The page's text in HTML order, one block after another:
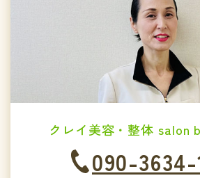
クレイ美容・整体 salon
090-3634-